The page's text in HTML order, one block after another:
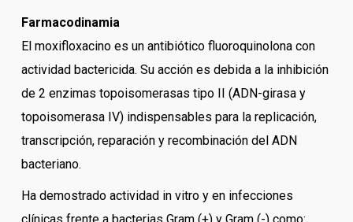
Farmacodinamia
El moxifloxacino es un antibiótico fluoroquinolona con
actividad bactericida. Su acción es debida a la inhibición
de 2 enzimas topoisomerasas tipo II (ADN-girasa y
topoisomerasa IV) indispensables para la replicación,
transcripción, reparación y recombinación del ADN
bacteriano.
Ha demostrado actividad in vitro y en infecciones